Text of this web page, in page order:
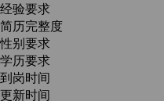
经验要求
简历完整度
性别要求
学历要求
到岗时间
更新时间